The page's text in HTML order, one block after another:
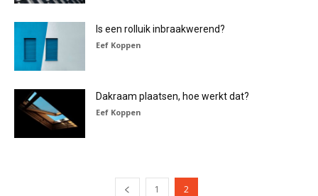
Is een rolluik inbraakwerend?
Eef Koppen
Dakraam plaatsen, hoe werkt dat?
Eef Koppen
1 2